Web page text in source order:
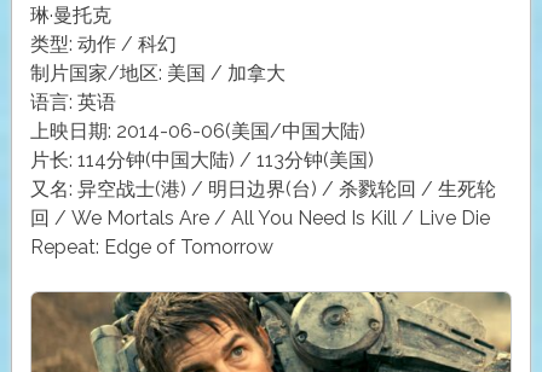
琳·曼托克
类型: 动作 / 科幻
制片国家/地区: 美国 / 加拿大
语言: 英语
上映日期: 2014-06-06(美国/中国大陆)
片长: 114分钟(中国大陆) / 113分钟(美国)
又名: 异空战士(港) / 明日边界(台) / 杀戮轮回 / 生死轮
回 / We Mortals Are / All You Need Is Kill / Live Die
Repeat: Edge of Tomorrow